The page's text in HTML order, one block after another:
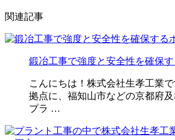
関連記事
鍛冶工事で強度と安全性を確保す
こんにちは！株式会社生孝工業
拠点に、福知山市などの京都府及
プラ …